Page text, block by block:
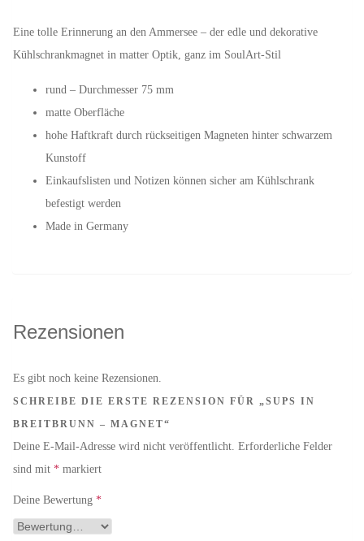
Eine tolle Erinnerung an den Ammersee – der edle und dekorative
Kühlschrankmagnet in matter Optik, ganz im SoulArt-Stil
rund – Durchmesser 75 mm
matte Oberfläche
hohe Haftkraft durch rückseitigen Magneten hinter schwarzem
Kunstoff
Einkaufslisten und Notizen können sicher am Kühlschrank
befestigt werden
Made in Germany
Rezensionen
Es gibt noch keine Rezensionen.
SCHREIBE DIE ERSTE REZENSION FÜR „SUPS IN
BREITBRUNN – MAGNET“
Deine E-Mail-Adresse wird nicht veröffentlicht. Erforderliche Felder
sind mit * markiert
Deine Bewertung *